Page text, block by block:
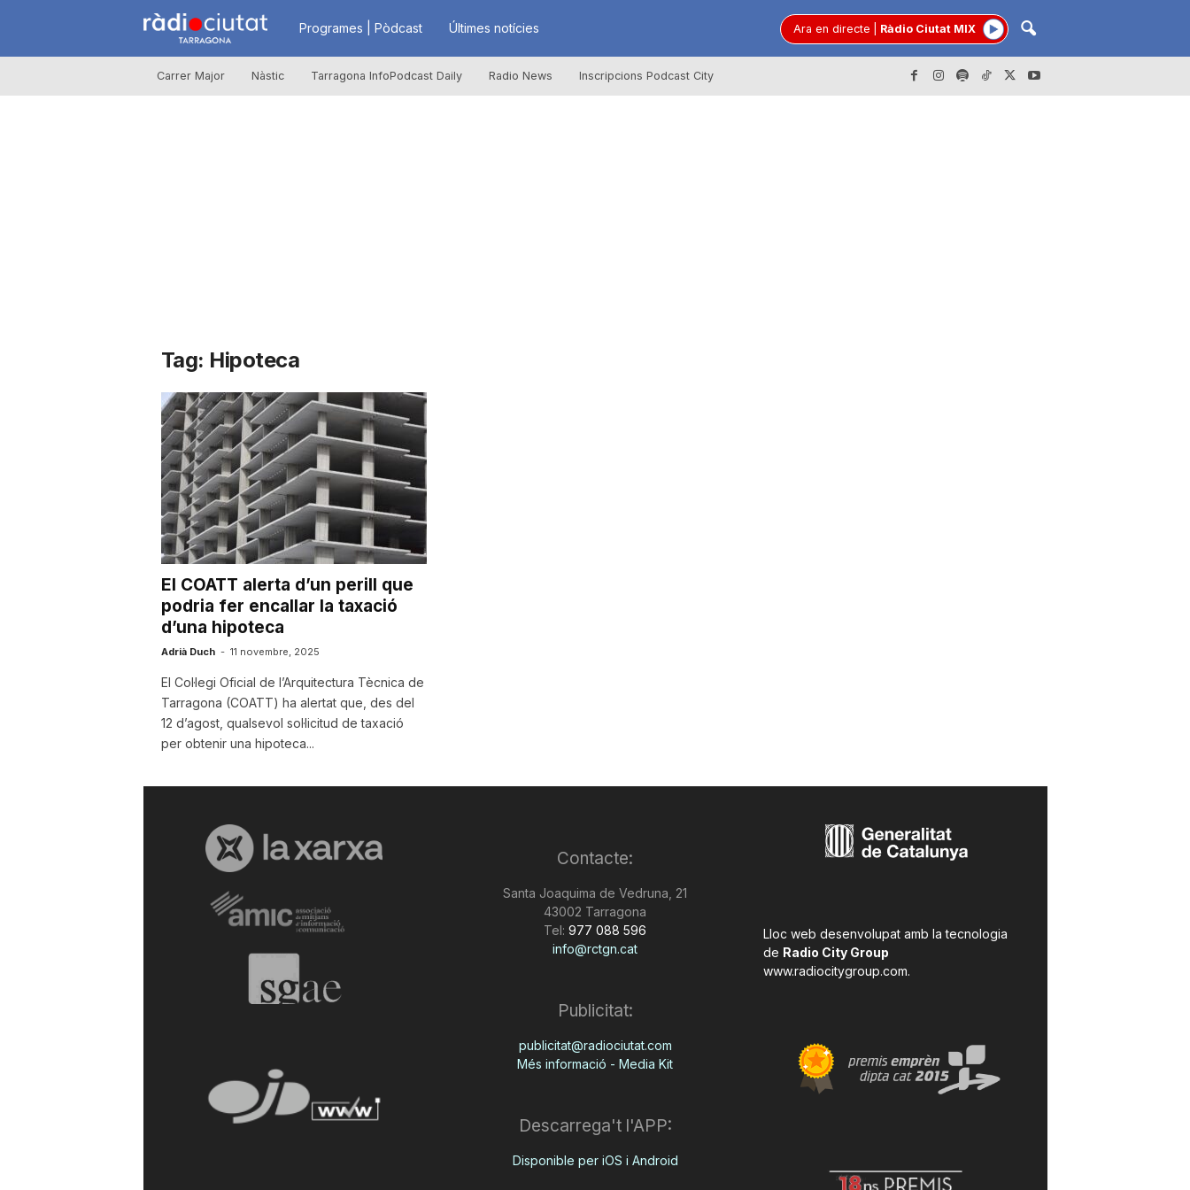
R
à
i
u
t
a
t
d
e
a
o
Programes | Pòdcast Últimes notícies Ara en directe Ràdio Ciutat MIX
Carrer Major Nàstic Tarragona InfoPodcast Daily Radio News Inscripcions Podcast City
Tag: Hipoteca
El COATT alerta d’un perill que
podria fer encallar la taxació
d’una hipoteca
Adrià Duch - 11 novembre, 2025
El Col·legi Oficial de l’Arquitectura Tècnica de
Tarragona (COATT) ha alertat que, des del
12 d’agost, qualsevol sol·licitud de taxació
per obtenir una hipoteca...
Contacte:
Santa Joaquima de Vedruna, 21
43002 Tarragona
Tel: 977 088 596
info@rctgn.cat
Publicitat:
publicitat@radiociutat.com
Més informació - Media Kit
Descarrega't l'APP:
Disponible per iOS i Android
Lloc web desenvolupat amb la tecnologia
de Radio City Group
www.radiocitygroup.com.